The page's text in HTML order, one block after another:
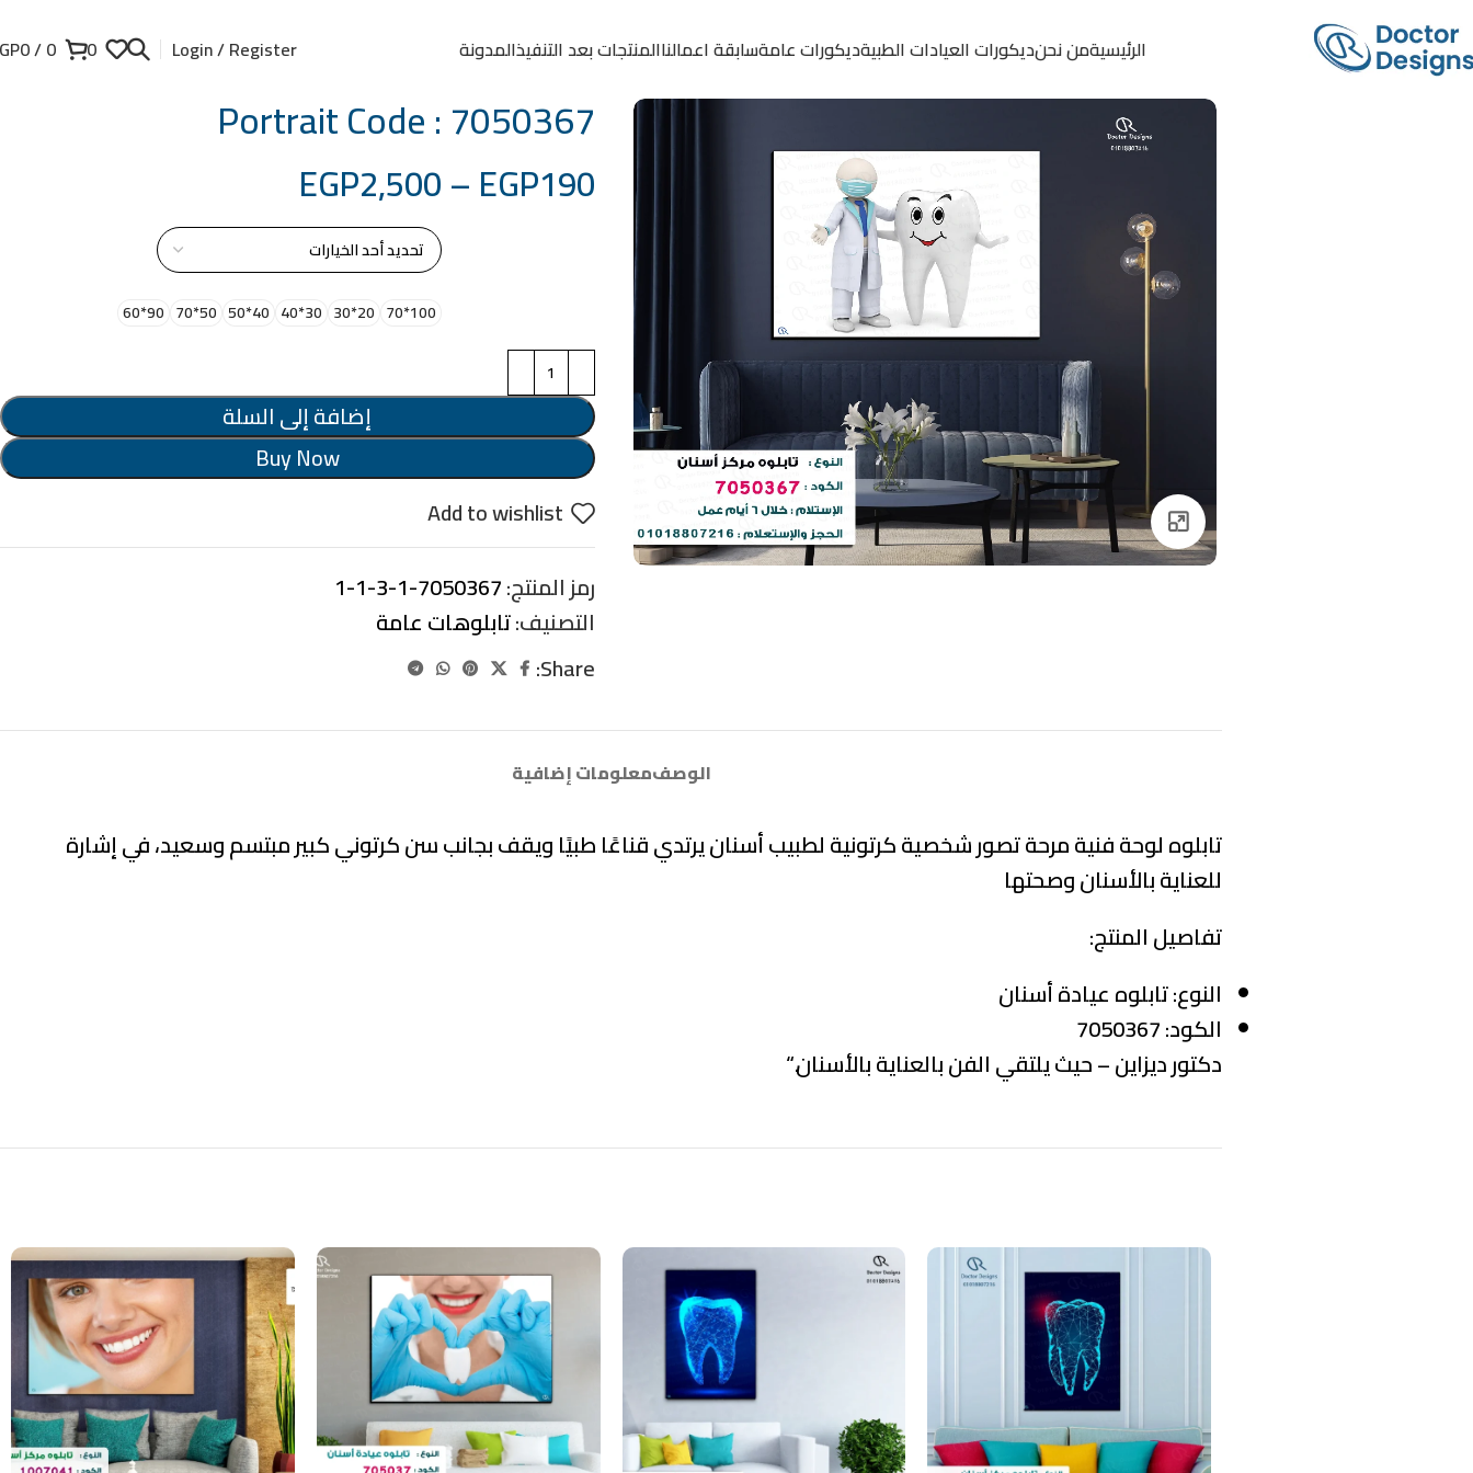
الرئيسيةمن نحنديكورات العيادات الطبيةديكورات عامةسابقة اعمالناالمنتجات بعد التنفيذالمدونة Login / Register
0
0
/
0
Click to enlarge
Portrait Code : 7050367
EGP190
–
EGP2,500
100*70
20*30
30*40
40*50
50*70
90*60
إضافة إلى السلة
Buy Now
Add to wishlist
رمز المنتج:7050367-1-3-1-1
التصنيف:تابلوهات عامة
Share:
الوصفمعلومات إضافية
تابلوه لوحة فنية مرحة تصور شخصية كرتونية لطبيب أسنان يرتدي قناعًا طبيًا ويقف بجانب سن كرتوني كبير مبتسم وسعيد، في إشارة
للعناية بالأسنان وصحتها
تفاصيل المنتج:
النوع:تابلوه عيادة أسنان
الكود:
دكتور ديزاين – حيث يلتقي الفن بالعناية بالأسنان.“